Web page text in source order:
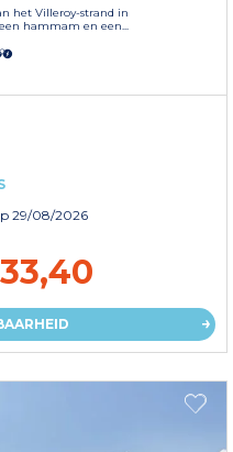
het Villeroy-strand in
hammam en een...
29/08/2026